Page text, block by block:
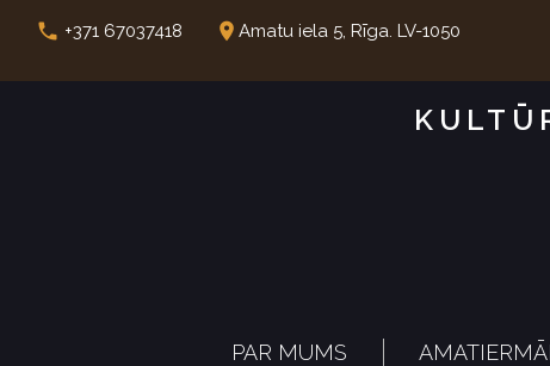
call +371 67037418 place Amatu iela 5, Rīga. LV-1050
PAR MUMS